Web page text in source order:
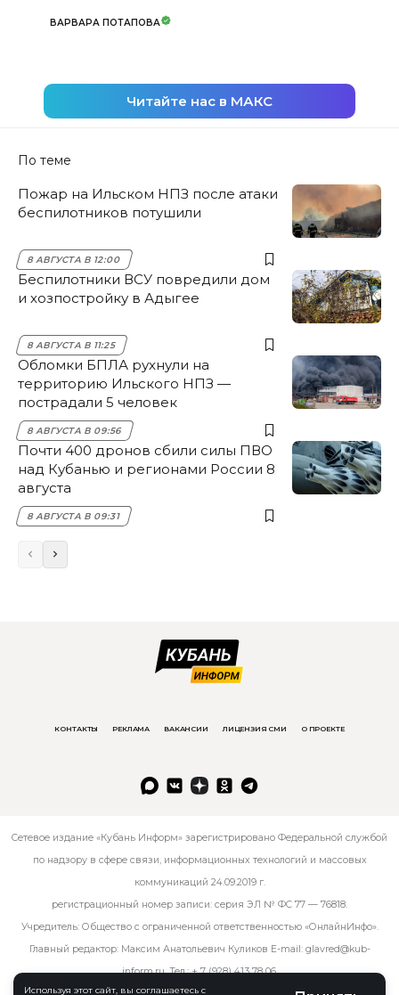
Используя этот сайт, вы соглашаетесь с
ВАРВАРА ПОТАПОВА
Читайте нас в МАКС
По теме
Пожар на Ильском НПЗ после атаки
беспилотников потушили
8 АВГУСТА В 12:00
Беспилотники ВСУ повредили дом
и хозпостройку в Адыгее
8 АВГУСТА В 11:25
Обломки БПЛА рухнули на
территорию Ильского НПЗ —
пострадали 5 человек
8 АВГУСТА В 09:56
Почти 400 дронов сбили силы ПВО
над Кубанью и регионами России 8
августа
8 АВГУСТА В 09:31
КОНТАКТЫ РЕКЛАМА ВАКАНСИИ ЛИЦЕНЗИЯ СМИ О ПРОЕКТЕ
Сетевое издание «Кубань Информ» зарегистрировано Федеральной службой
по надзору в сфере связи, информационных технологий и массовых
коммуникаций 24.09.2019 г.
регистрационный номер записи: серия ЭЛ № ФС 77 — 76818.
Учредитель: Общество с ограниченной ответственностью «ОнлайнИнфо».
Главный редактор: Максим Анатольевич Куликов E-mail: glavred@kub-
inform.ru. Тел.:+ 7 (928) 413 78 06.